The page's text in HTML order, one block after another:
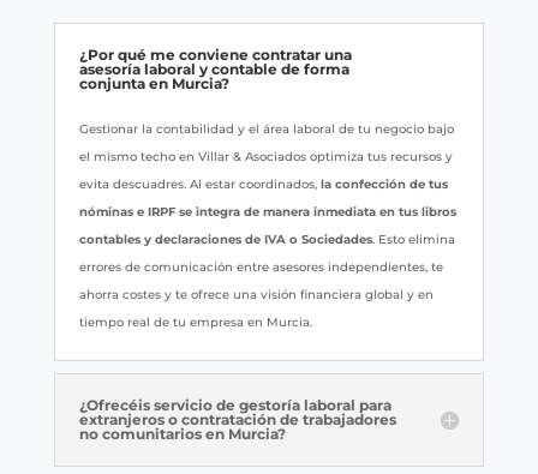
¿Por qué me conviene contratar una
asesoría laboral y contable de forma
conjunta en Murcia?
Gestionar la contabilidad y el área laboral de tu negocio bajo
el mismo techo en Villar & Asociados optimiza tus recursos y
evita descuadres. Al estar coordinados, la confección de tus
nóminas e IRPF se integra de manera inmediata en tus libros
contables y declaraciones de IVA o Sociedades. Esto elimina
errores de comunicación entre asesores independientes, te
ahorra costes y te ofrece una visión financiera global y en
tiempo real de tu empresa en Murcia.
¿Ofrecéis servicio de gestoría laboral para
extranjeros o contratación de trabajadores
no comunitarios en Murcia?